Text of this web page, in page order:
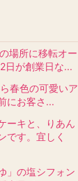
場所に移転オー
日が創業日な...
春色の可愛いア
にお客さ...
ーキと、りあん
です。宜しく
」の塩シフォン